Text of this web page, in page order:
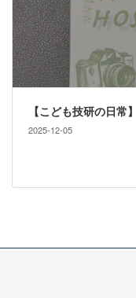
【こども技研の日常
2025-12-05